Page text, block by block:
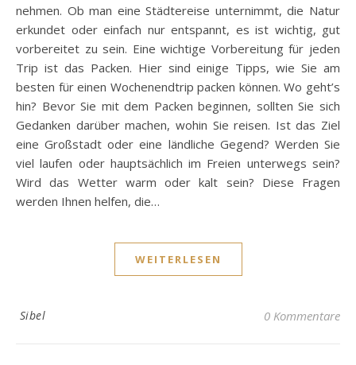
nehmen. Ob man eine Städtereise unternimmt, die Natur
erkundet oder einfach nur entspannt, es ist wichtig, gut
vorbereitet zu sein. Eine wichtige Vorbereitung für jeden
Trip ist das Packen. Hier sind einige Tipps, wie Sie am
besten für einen Wochenendtrip packen können. Wo geht’s
hin? Bevor Sie mit dem Packen beginnen, sollten Sie sich
Gedanken darüber machen, wohin Sie reisen. Ist das Ziel
eine Großstadt oder eine ländliche Gegend? Werden Sie
viel laufen oder hauptsächlich im Freien unterwegs sein?
Wird das Wetter warm oder kalt sein? Diese Fragen
werden Ihnen helfen, die…
WEITERLESEN
Sibel 0 Kommentare